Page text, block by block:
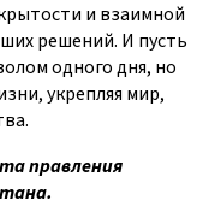
и взаимной
решений. И пусть
одного дня, но
укрепляя мир,
правления